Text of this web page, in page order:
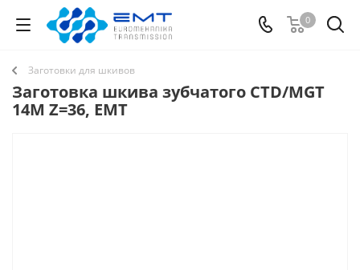
0
Заготовки для шкивов
Заготовка шкива зубчатого CTD/MGT
14M Z=36, EMT